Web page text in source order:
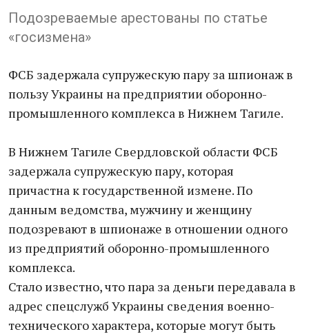
Подозреваемые арестованы по статье
«госизмена»
ФСБ задержала супружескую пару за шпионаж в
пользу Украины на предприятии оборонно-
промышленного комплекса в Нижнем Тагиле.
В Нижнем Тагиле Свердловской области ФСБ
задержала супружескую пару, которая
причастна к государственной измене. По
данным ведомства, мужчину и женщину
подозревают в шпионаже в отношении одного
из предприятий оборонно-промышленного
комплекса.
Стало известно, что пара за деньги передавала в
адрес спецслужб Украины сведения военно-
технического характера, которые могут быть